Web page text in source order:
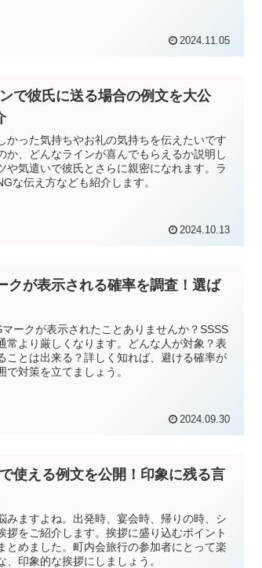
2024.11.05
で彼氏に送る場合の例文を大公
かった気持ちやお礼の気持ちを伝えたいです
か、どんなラインが喜んでもらえるか説明し
や気遣いで彼氏とさらに親密になれます。ラ
な伝え方なども紹介します。
2024.10.13
クが表示される確率を調査！選ば
ークが表示されたことありませんか？SSSS
常より厳しくなります。どんな人が対象？表
ことは出来る？詳しく知れば、避ける確率が
で対策を立てましょう。
2024.09.30
使える例文を公開！印象に残る言
みますよね。出発時、宴会時、帰りの時、シ
拶をご紹介します。挨拶に盛り込むポイント
とめました。町内会旅行の参加者にとって楽
、印象的な挨拶にしましょう。